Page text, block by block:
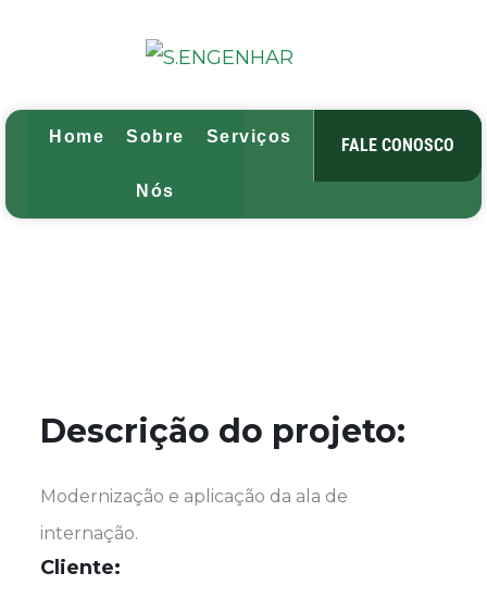
Home Sobre
Nós
Serviços Projetos Blog
FALE CONOSCO
Descrição do projeto:
Modernização e aplicação da ala de
internação.
Cliente: